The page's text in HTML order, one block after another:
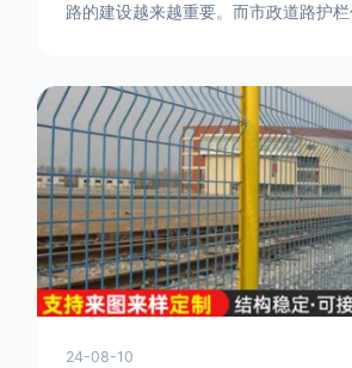
路的建设越来越重要。而市政道路护
的功能防护功能：市政道路护栏的主要
失控，保护行人安全。它可以有效地阻
或车辆故障而导致的事故发生，减少交
率。隔离功能：市政道路护栏可以将
化带等隔离开来，避
24-08-10